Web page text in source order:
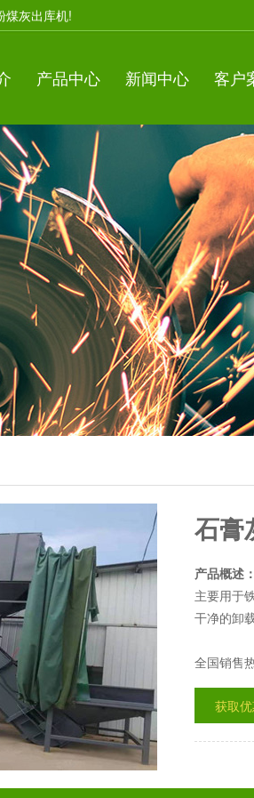
煤灰出库机!
产品中心 新闻中心 客户
石膏
产品概述：
主要用于
干净的卸
全国销售
获取